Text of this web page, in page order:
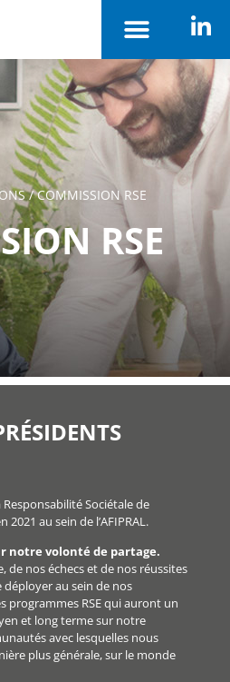
/COMMISSION RSE
RSE
Sociétale de
2021 au sein de l’AFIPRAL.
notre volonté de partage.
de nos échecs et de nos réussites
au sein de nos
programmes RSE qui auront un
et long terme sur notre
avec lesquelles nous
plus générale, sur le monde